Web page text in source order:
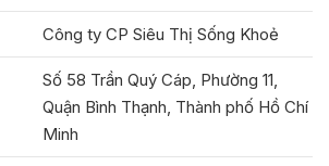
Công ty CP Siêu Thị Sống Khoẻ
Số 58 Trần Quý Cáp, Phường 11,
Quận Bình Thạnh, Thành phố Hồ Chí
Minh